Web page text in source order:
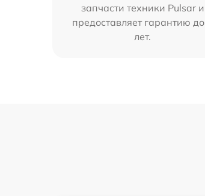
запчасти техники Pulsar и
предоставляет гарантию
лет.